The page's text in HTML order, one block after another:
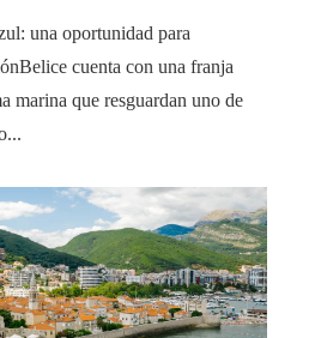
una oportunidad para
cuenta con una franja
marina que resguardan uno de